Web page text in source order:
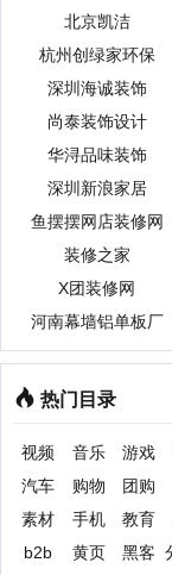
北京凯洁
杭州创绿家环保
深圳海诚装饰
尚泰装饰设计
华浔品味装饰
深圳新浪家居
鱼摆摆网店装修网
装修之家
X团装修网
河南幕墙铝单板厂
热门目录
视频 音乐 游戏
汽车
购物 团购
素材
手机 教育
b2b
黄页 黑客